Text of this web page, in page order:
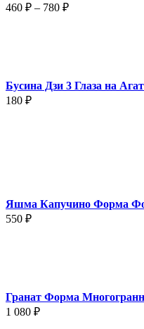
460 ₽ – 780 ₽Диапазон
Бусина Дзи 3 Глаза на
180 ₽
Яшма Капучино Форма
550 ₽
Гранат Форма
1 080 ₽